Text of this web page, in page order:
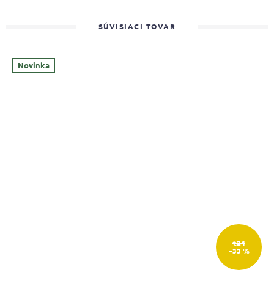
SÚVISIACI TOVAR
Novinka
€24
–33 %